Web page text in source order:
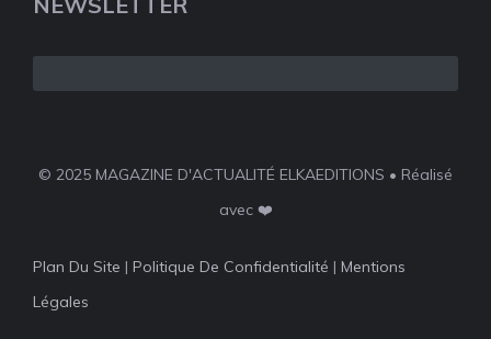
© 2025 MAGAZINE D'ACTUALITÉ ELKAEDITIONS • Réalisé
avec ❤️
Plan Du Site | Politique De Confidentialité | Mentions
Légales